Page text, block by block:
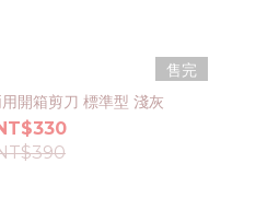
售完
開箱剪刀 標準型 淺灰